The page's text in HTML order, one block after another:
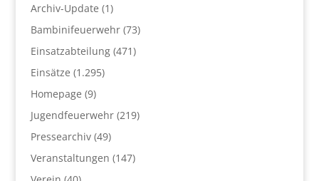
Archiv-Update (1)
Bambinifeuerwehr(73)
Einsatzabteilung(471)
Einsätze (1.295)
Homepage (9)
Jugendfeuerwehr(219)
Pressearchiv(49)
Veranstaltungen (147)